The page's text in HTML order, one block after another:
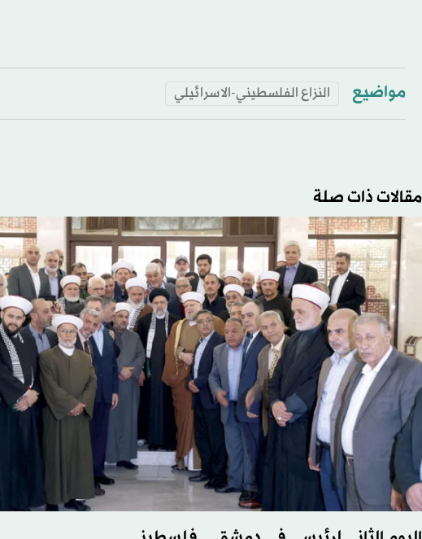
مواضيع النزاع الفلسطيني-الاسرائيلي
مقالات ذات صلة